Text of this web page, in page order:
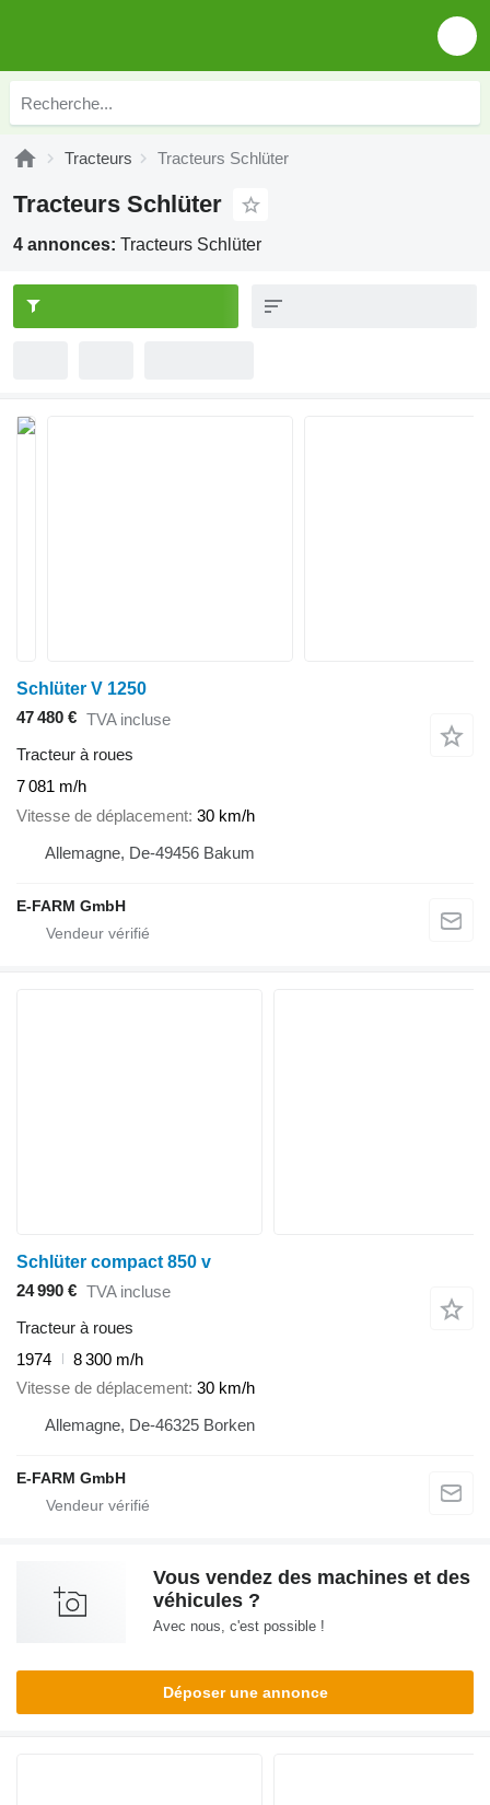
Tracteurs Tracteurs Schlüter
Tracteurs Schlüter
4 annonces: Tracteurs Schlüter
Schlüter V 1250
47 480 € TVA incluse
Tracteur à roues
7 081 m/h
Vitesse de déplacement 30 km/h
Allemagne, De-49456 Bakum
E-FARM GmbH
Schlüter compact 850 v
24 990 € TVA incluse
Tracteur à roues
1974
8 300 m/h
Vitesse de déplacement 30 km/h
Allemagne, De-46325 Borken
E-FARM GmbH
Vous vendez des machines et des
véhicules ?
Avec nous, c'est possible !
Déposer une annonce